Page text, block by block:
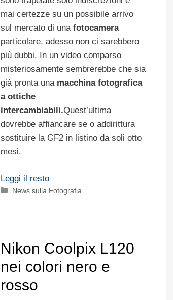
mai certezze su un possibile arrivo
sul mercato di una fotocamera
particolare, adesso non ci sarebbero
più dubbi. In un video comparso
misteriosamente sembrerebbe che sia
già pronta una macchina fotografica
a ottiche
intercambiabili.Quest’ultima
dovrebbe affiancare se o addirittura
sostituire la GF2 in listino da soli otto
mesi.
Leggi il resto
Categorie
News sulla Fotografia
Nikon Coolpix L120
nei colori nero e
rosso